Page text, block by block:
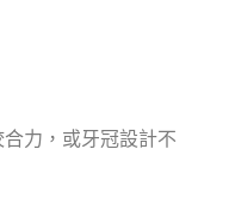
力，或牙冠設計不